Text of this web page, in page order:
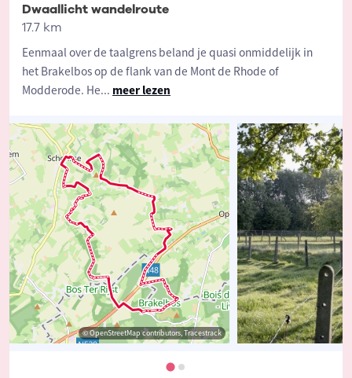
Dwaallicht wandelroute
17.7 km
Eenmaal over de taalgrens beland je quasi onmiddelijk in
het Brakelbos op de flank van de Mont de Rhode of
Modderode. He... meer lezen
© OpenStreetMap contributors, Tracestrack